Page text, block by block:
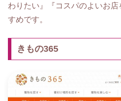
わりたい』『コスパのよいお
すめです。
きもの365